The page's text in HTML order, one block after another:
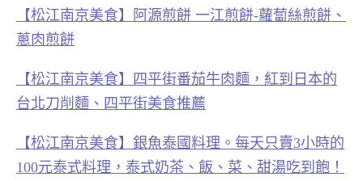
【松江南京美食】阿源煎餅 一江煎餅-蘿蔔絲煎餅、
蔥肉煎餅
【松江南京美食】四平街番茄牛肉麵，紅到日本的
台北刀削麵、四平街美食推薦
【松江南京美食】銀魚泰國料理。每天只賣3小時的
100元泰式料理，泰式奶茶、飯、菜、甜湯吃到飽！